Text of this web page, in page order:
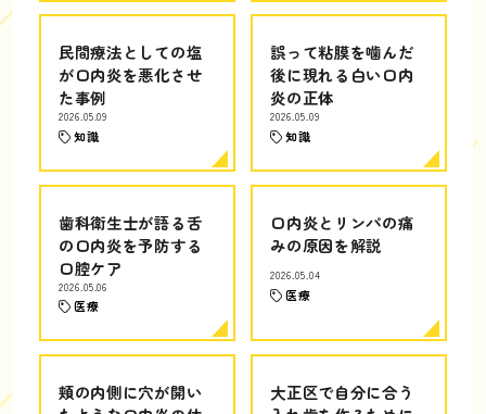
民間療法としての塩
が口内炎を悪化させ
た事例
2026.05.09
知識
誤って粘膜を噛んだ
後に現れる白い口内
炎の正体
2026.05.09
知識
歯科衛生士が語る舌
の口内炎を予防する
口腔ケア
2026.05.06
医療
口内炎とリンパの痛
みの原因を解説
2026.05.04
医療
頬の内側に穴が開い
大正区で自分に合う